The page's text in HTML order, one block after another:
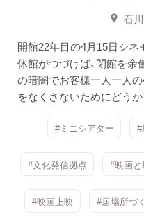
石
開館22年目の4月15日シネ
休館がつづけば、閉館を余
の暗闇でお客様一人一人
をなくさないためにどうか
#ミニシアター
#文化発信拠点 #映画
#映画上映 #居場所づ